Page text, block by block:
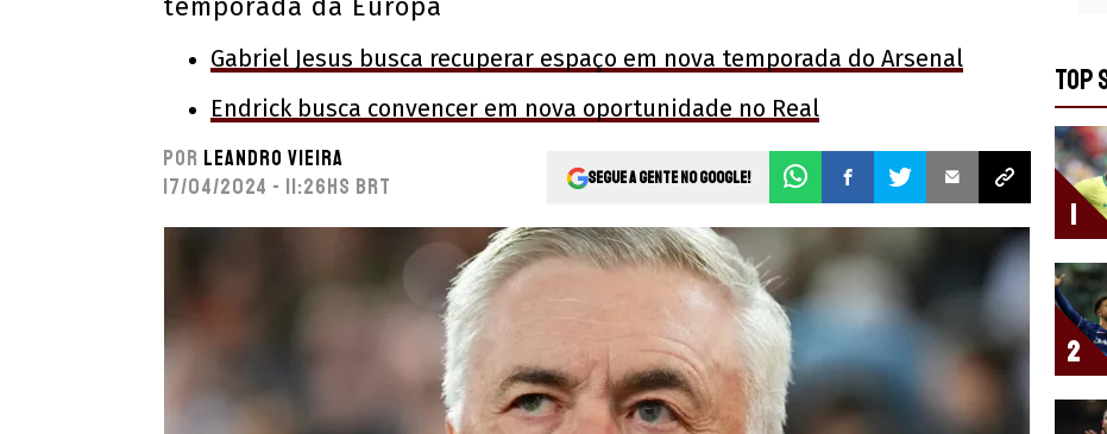
temporada da Europa
Gabriel Jesus busca recuperar espaço em nova temporada do Arsenal
Endrick busca convencer em nova oportunidade no Real
Por Leandro Vieira
17/04/2024 - 11:26hs BRT
Segue a gente no Google!
TOP
1
2